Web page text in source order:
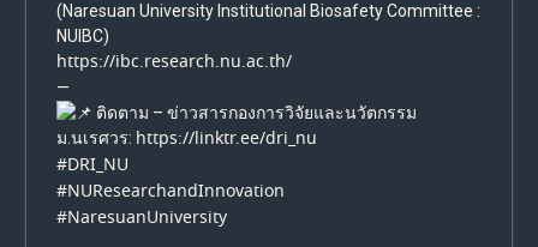
(Naresuan University Institutional Biosafety Committee :
NUIBC)
https://ibc.research.nu.ac.th/
—
ติดตาม – ข่าวสารกองการวิจัยและนวัตกรรม
ม.นเรศวร: https://linktr.ee/dri_nu
#DRI_NU
#NUResearchandInnovation
#NaresuanUniversity